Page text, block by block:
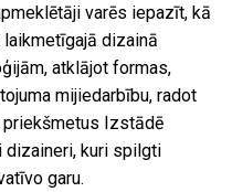
varēs iepazīt, kā
dizainā
atklājot formas,
mijiedarbību, radot
priekšmetus Izstādē
dizaineri, kuri spilgti
garu.